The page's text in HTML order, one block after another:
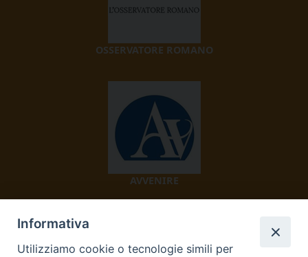
OSSERVATORE ROMANO
AVVENIRE
Informativa
Utilizziamo cookie o tecnologie simili per